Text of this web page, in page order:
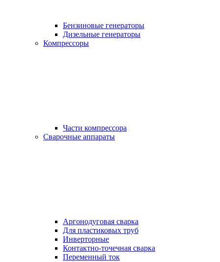
Бензиновые генераторы
Дизельные генераторы
Компрессоры
Части компрессора
Сварочные аппараты
Аргонодуговая сварка
Для пластиковых труб
Инверторные
Контактно-точечная сварка
Переменный ток